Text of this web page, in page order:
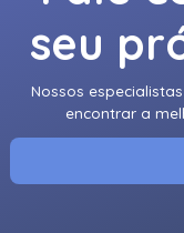
seu
Nossos
encontrar a